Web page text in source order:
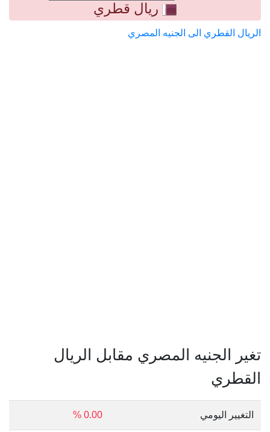
ريال قطري
الريال القطري الى الجنيه المصري
تغير الجنيه المصري مقابل الريال
القطري
التغيير اليومي 0.00 %